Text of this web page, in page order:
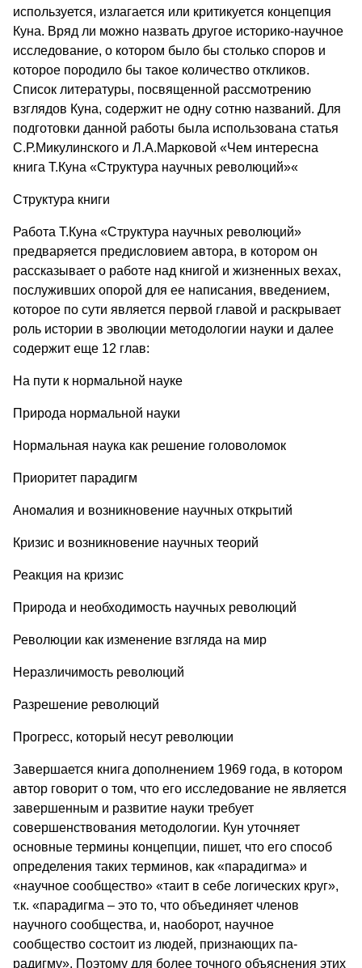
используется, излагается или критикуется концепция
Куна. Вряд ли можно назвать другое историко-научное
исследование, о котором было бы столько споров и
которое породило бы такое количество откликов.
Список литературы, посвященной рассмотрению
взглядов Куна, содержит не одну сотню названий. Для
подготовки данной работы была использована статья
С.Р.Микулинского и Л.А.Марковой «Чем интересна
книга Т.Куна «Структура научных революций»«
Структура книги
Работа Т.Куна «Структура научных революций»
предваряется предисловием автора, в котором он
рассказывает о работе над книгой и жизненных вехах,
послуживших опорой для ее написания, введением,
которое по сути является первой главой и раскрывает
роль истории в эволюции методологии науки и далее
содержит еще 12 глав:
На пути к нормальной науке
Природа нормальной науки
Нормальная наука как решение головоломок
Приоритет парадигм
Аномалия и возникновение научных открытий
Кризис и возникновение научных теорий
Реакция на кризис
Природа и необходимость научных революций
Революции как изменение взгляда на мир
Неразличимость революций
Разрешение революций
Прогресс, который несут революции
Завершается книга дополнением 1969 года, в котором
автор говорит о том, что его исследование не является
завершенным и развитие науки требует
совершенствования методологии. Кун уточняет
основные термины концепции, пишет, что его способ
определения та­ких терминов, как «парадигма» и
«научное сообщество» «таит в себе логиче­ских круг»,
т.к. «парадигма – это то, что объединяет членов
научного сооб­щества, и, наоборот, научное
сообщество состоит из людей, признающих па­
радигму». Поэтому для более точного объяснения этих